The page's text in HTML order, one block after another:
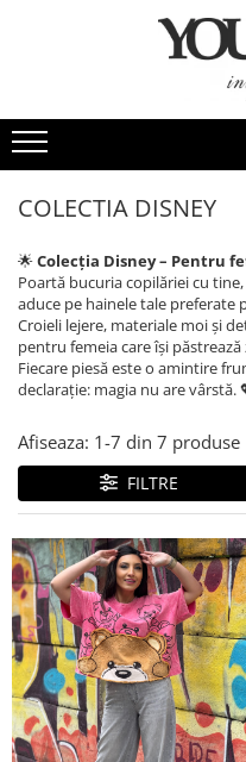
Bluze si camasi
Pantaloni
Geci si jachete
Rochii de eveniment
Compleuri si costume
Salopete
Tricouri si topuri
Sacouri
Vesta
Costume de baie
Genti
Esarfe
Coliere si brose
COLECTIA DISNEY
🌟Colecția Disney – Pentru
Poartă bucuria copilăriei cu
aduce pe hainele tale preferate
Croieli lejere, materiale moi și
pentru femeia care își
Fiecare piesă este o amintire
declarație: magia nu are vârstă.
Afiseaza: 1-7 din 7 produse
FILTRE